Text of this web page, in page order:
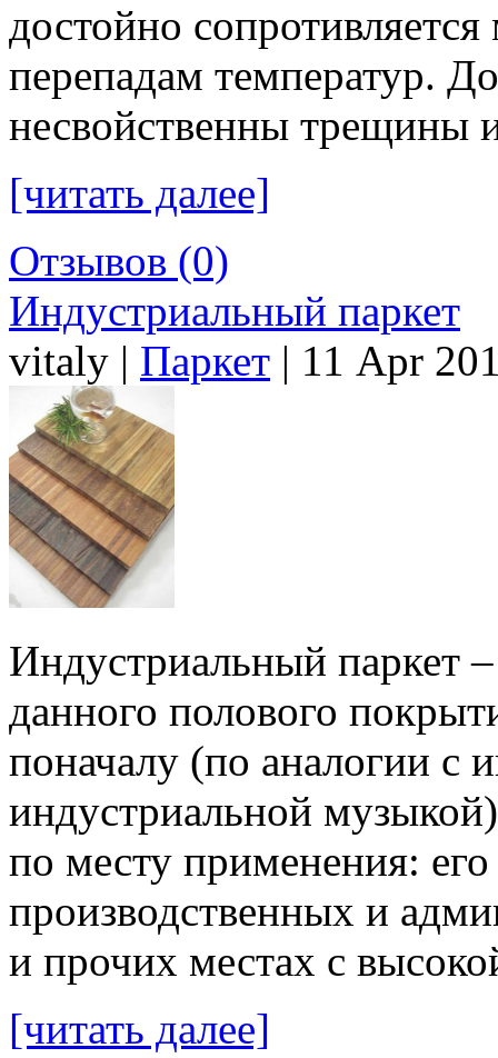
достойно
перепадам температур.
несвойственны трещины
[читать далее]
Отзывов (0)
Индустриальный паркет
vitaly | Паркет | 11 Apr
Индустриальный паркет
данного полового
поначалу (по аналогии с
индустриальной
по месту применения:
производственных и
и прочих местах с
[читать далее]